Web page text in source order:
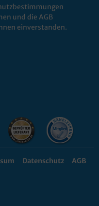
und die AGB
einverstanden.
Datenschutz AGB